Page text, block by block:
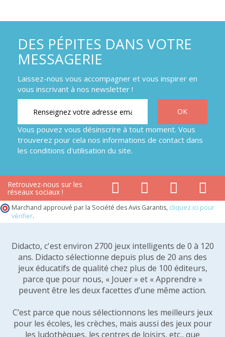
DES PÉPITES DANS VOTRE
MESSAGERIE
Laissez-nous vous accompagner et vous inspirer en
vous inscrivant à nos newsletter !
Vous pouvez vous désinscrire à tout moment. Vous
trouverez pour cela nos informations de contact dans
les conditions d'utilisation du site.
Retrouvez-nous sur les
réseaux sociaux !
Marchand approuvé par la Société des Avis Garantis, cliquez ici pour
vérifier.
Didacto, c'est environ 2700 jeux intelligents de 0 à 120
ans. Didacto sélectionne depuis plus de 20 ans des
jeux éducatifs de qualité chez plus de 100 éditeurs,
parce que pour nous, « Jouer » et « Apprendre »
peuvent être les deux facettes d’une même action.
C’est parce que nous sélectionnons les meilleurs jeux
pour les écoles, les crèches, mais aussi des jeux pour
les ludothèques, les centres de loisirs, etc., que